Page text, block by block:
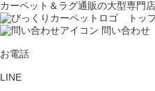
カーペット＆ラグ通販の大型専門
問い合わせ
お電話
LINE